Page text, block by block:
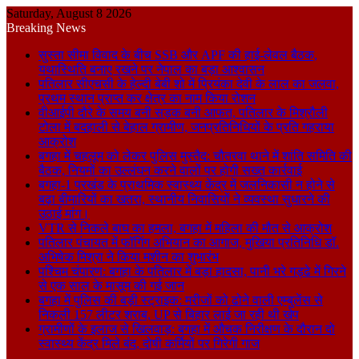
Saturday, August 8 2026
Breaking News
सुस्ता सीमा विवाद के बीच SSB और APF की हाई-लेवल बैठक,
यथास्थिति बनाए रखने पर नेपाल का बड़ा आश्वासन
पतिलार सीएचसी के हेल्दी बेबी शो में प्रियंका देवी के लाल का जलवा,
प्रथम स्थान प्राप्त कर क्षेत्र का नाम किया रोशन
वीआईपी दौरे के समय बनी सड़क बनी आफत, पतिलार के मिश्रौली
टोला में बदहाली से बेहाल ग्रामीण, जनप्रतिनिधियों के प्रति गहराया
आक्रोश
बगहा में चहलूम को लेकर पुलिस मुस्तैद: चौतरवा थाने में शांति समिति की
बैठक, नियमों का उल्लंघन करने वालों पर होगी सख्त कार्रवाई
बगहा-1 प्रखंड के प्राथमिक स्वास्थ्य केंद्र में जलनिकासी न होने से
बढ़ा बीमारियों का खतरा, स्थानीय निवासियों ने व्यवस्था सुधारने की
उठाई मांग।
VTR से निकले बाघ का हमला, बगहा में महिला की मौत से आक्रोश
पतिलार पंचायत में फॉगिंग अभियान का आगाज, मुखिया प्रतिनिधि डॉ.
अभिषेक मिश्रा ने किया मशीन का शुभारंभ
पश्चिम चंपारण: बगहा के पतिलार में बड़ा हादसा, पानी भरे गड्ढे में गिरने
से एक साल के मासूम की गई जान
बगहा में पुलिस की बड़ी स्ट्राइक: मरीजों को ढोने वाली एम्बुलेंस से
निकली 157 लीटर शराब, UP से बिहार लाई जा रही थी खेप
ग्रामीणों के इलाज से खिलवाड़: बगहा में औचक निरीक्षण के दौरान दो
स्वास्थ्य केंद्र मिले बंद, दोषी कर्मियों पर गिरेगी गाज